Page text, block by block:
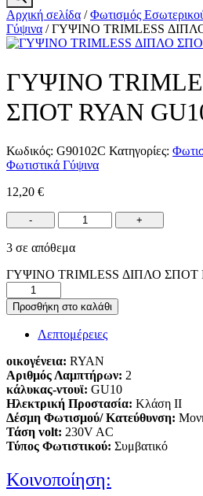
Αρχική σελίδα /Φωτισμός
Γύψινα / ΓΥΨΙΝΟ TRIMLESS
ΓΥΨΙΝΟ
ΣΠΟΤ RYAN
Κωδικός: G90102C Κατηγορίες:
Φωτιστικά Γύψινα
12,20 €
- +
3 σε απόθεμα
ΓΥΨΙΝΟ TRIMLESS ΔΙΠΛΟ ΣΠΟΤ
Προσθήκη στο καλάθι
Λεπτομέρειες
οικογένεια: RYAN
Αριθμός Λαμπτήρων: 2
κάλυκας-ντουϊ: GU10
Ηλεκτρική Προστασία: Κλάση ΙΙ
Δέσμη Φωτισμού/ Κατεύθυνση:
Τάση volt: 230V AC
Τύπος Φωτιστικού: Συμβατικό
Κοινοποίηση: